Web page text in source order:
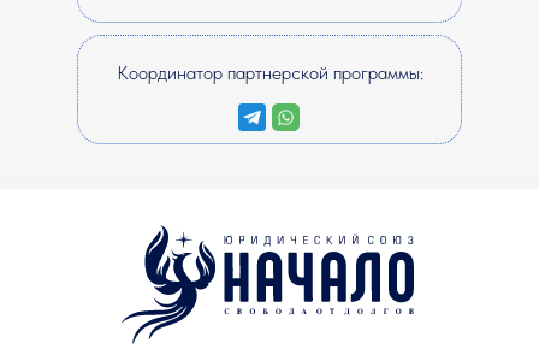
Координатор партнерской программы: